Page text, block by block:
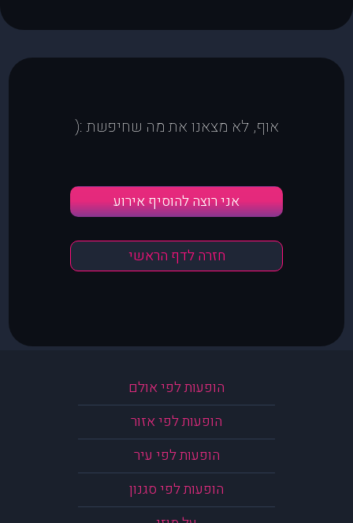
אוף, לא מצאנו את מה שחיפשת :(
אני רוצה להוסיף אירוע
חזרה לדף הראשי
הופעות לפי אולם
הופעות לפי אזור
הופעות לפי עיר
הופעות לפי סגנון